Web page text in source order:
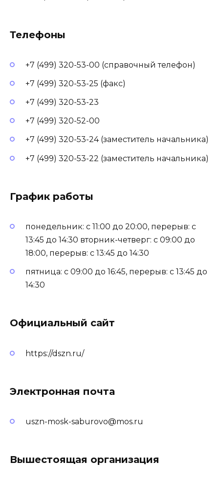
Телефоны
+7 (499) 320-53-00 (справочный телефон)
+7 (499) 320-53-25 (факс)
+7 (499) 320-53-23
+7 (499) 320-52-00
+7 (499) 320-53-24 (заместитель начальника)
+7 (499) 320-53-22 (заместитель начальника)
График работы
понедельник: с 11:00 до 20:00, перерыв: с
13:45 до 14:30 вторник-четверг: с 09:00 до
18:00, перерыв: с 13:45 до 14:30
пятница: с 09:00 до 16:45, перерыв: с 13:45 до
14:30
Официальный сайт
https://dszn.ru/
Электронная почта
uszn-mosk-saburovo@mos.ru
Вышестоящая организация